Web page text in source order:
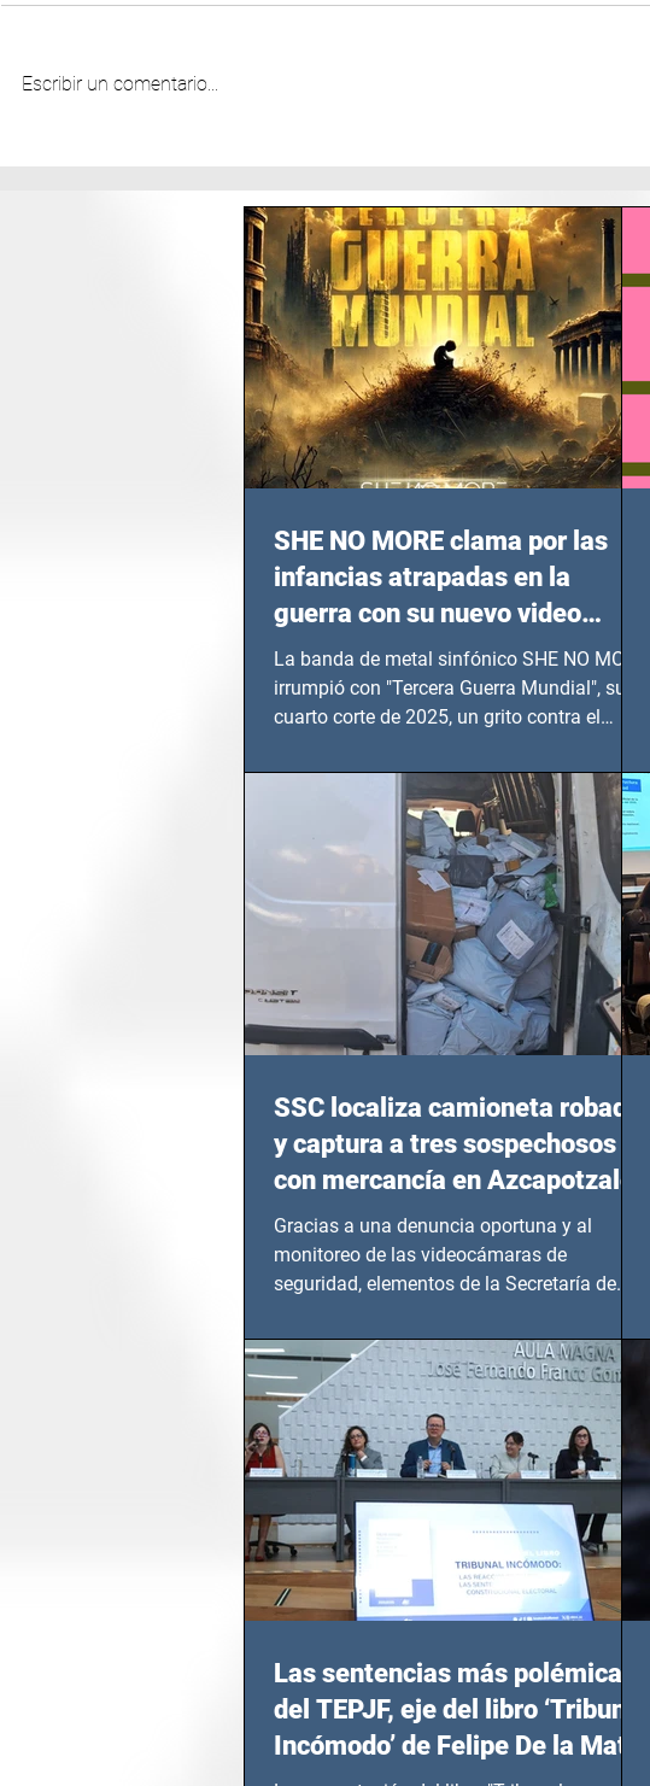
Escribir un comentario...
SHE NO MORE clama por las
infancias atrapadas en la
guerra con su nuevo video
TERCERA GUERRA MUNDIAL
La banda de metal sinfónico SHE NO MORE
irrumpió con "Tercera Guerra Mundial", su
cuarto corte de 2025, un grito contra el
en epicentros bélicos.
SSC localiza camioneta robada
y captura a tres sospechosos
con mercancía en Azcapotzalco
Gracias a una denuncia oportuna y al
monitoreo de las videocámaras de
seguridad, elementos de la Secretaría de
Las sentencias más polémicas
del TEPJF, eje del libro ‘Tribunal
Incómodo’ de Felipe De la Mata